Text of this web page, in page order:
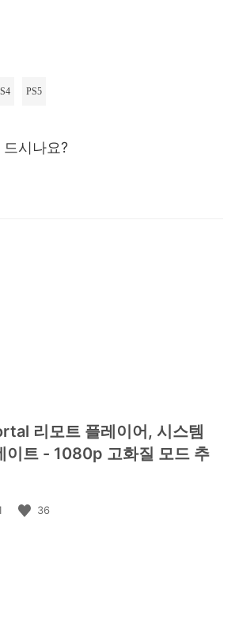
PS5
시나요?
리모트 플레이어, 시스템
이트 - 1080p 고화질 모드 추
36